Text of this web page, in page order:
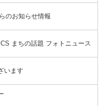
のお知らせ情報
まちの話題 フォトニュース
います